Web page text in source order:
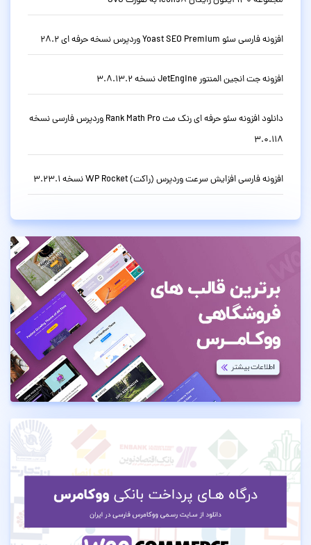
افزونه فارسی سئو Yoast SEO Premium وردپرس نسخه حرفه ای 28.2
افزونه جت انجین المنتور JetEngine نسخه 3.8.13.2
دانلود افزونه سئو حرفه ای رنک مث Rank Math Pro وردپرس فارسی نسخه
3.0.118
افزونه فارسی افزایش سرعت وردپرس (راکت) WP Rocket نسخه 3.23.1